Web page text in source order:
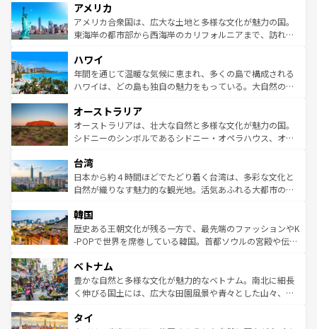
ンツ一覧を参照してほしい。
の建物がそのまま残る町や、スイスならではのユニークな
博物館もあり、アルプス観光だけでなく町歩きも満喫する
ことができる。国民の所得が高いため物価も高いが、旅行
ば市内交通費無料で観光を楽しむこともできる。 なお、新
着のスイス情報はコンテンツ一覧 を参照してほしい。
アメリカ
アメリカ合衆国は、広大な土地と多様な文化が魅力の国。
東海岸の都市部から西海岸のカリフォルニアまで、訪れる
のような巨大都市は、観光、ショッピング、エンターテイ
ンメントが詰まった刺激的なスポットだ。一方、アメリカ
西部には大自然が広がり、グランドキャニオンやイエロー
部のニューオーリンズでは、音楽と美食が融合した独特の
文化が魅力。旅行者はアメリカの各地域で異なる魅力を楽
しみながら、その多様性と豊かな歴史を感じることができ
ならではの贅沢な旅のスタイルだ。 なお、新着のアメリカ
情報はコンテンツ一覧を参照してほしい。
ハワイ
年間を通じて温暖な気候に恵まれ、多くの島で構成される
ハワイは、どの島も独自の魅力をもっている。大自然の神
ワイ島は見逃せない。また、定番の観光地といえばオアフ
島だが、静かな自然を求めるならマウイ島やカウアイ島が
おすすめ。エメラルドグリーンに輝く海をはじめ、豊かな
れるおもてなしの心で訪れる人々を迎えてくれるハワイの
人々、おいしいローカルフードやハワイアンミュージッ
ク、伝統的なフラダンスなど、すべてがハワイの魅力を彩
ワイを、存分に味わってほしい。 なお、新着のハワイ情報
はコンテンツ一覧を参照してほしい。
オーストラリア
オーストラリアは、壮大な自然と多様な文化が魅力の国。
シドニーのシンボルであるシドニー・オペラハウス、オー
リアリーフや大陸中央部にそびえるウルル（エアーズロッ
ク）、タスマニアの美しい原生林やケアンズの熱帯雨林な
ど、見どころがたくさん。また、カフェやワイン、オージ
いる。アクティビティも充実しており、サーフィンやダイ
ビング、ハイキングなど、アウトドア好きにはたまらな
い。オーストラリアの多彩な魅力を存分に味わいつくそ
参照してほしい。
台湾
日本から約４時間ほどでたどり着く台湾は、多彩な文化と
自然が織りなす魅力的な観光地。活気あふれる大都市の台
ン）、静ひつな山岳地帯である台湾東部など、都市の喧騒
と山間の静けさが共存しており、訪れる人に新しい発見と
驚きをもたらしてくれる。また、奥深い台湾の食文化も魅
容にもいいと評判のスイーツなど、バラエティ豊かな料理
が味わえる。 なお、新着の台湾情報は コンテンツ一覧を参
照してほしい。
韓国
歴史ある王朝文化が残る一方で、最先端のファッションやK
-POPで世界を席巻している韓国。首都ソウルの宮殿や伝統
き、地方に足を延ばせば四季折々の自然美を楽しむことが
できる。そして、キムチや焼肉、絶品のストリートフード
まで、さまざまな韓国料理が待っている。夜には、韓国な
リティに包まれながら、韓国の多彩な魅力を心ゆくまで味
ベトナム
豊かな自然と多様な文化が魅力的なベトナム。南北に細長
く伸びる国土には、広大な田園風景や青々とした山々、世
急速な発展と共に伝統が息づく。ハノイの古い町並みやホ
タイ